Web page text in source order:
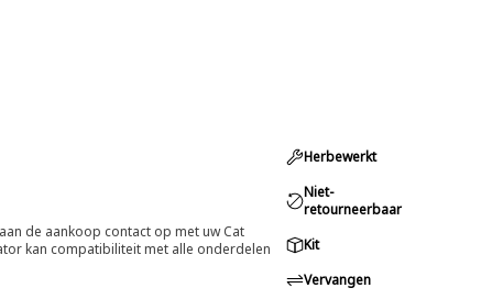
de aankoop contact op met uw Cat
kan compatibiliteit met alle onderdelen
Herbewerkt
Niet-
retourneerbaar
Kit
Vervangen